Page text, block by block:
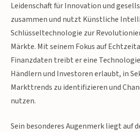
Leidenschaft für Innovation und
zusammen und nutzt Künstliche
Schlüsseltechnologie zur
Märkte. Mit seinem Fokus auf
Finanzdaten treibt er eine
Händlern und Investoren erlaubt, in
Markttrends zu identifizieren und
nutzen.
Sein besonderes Augenmerk liegt auf